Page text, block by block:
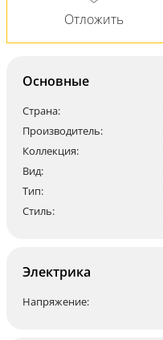
Основные
Страна:
Производитель:
Коллекция:
Вид:
Тип:
Стиль:
Электрика
Напряжение: